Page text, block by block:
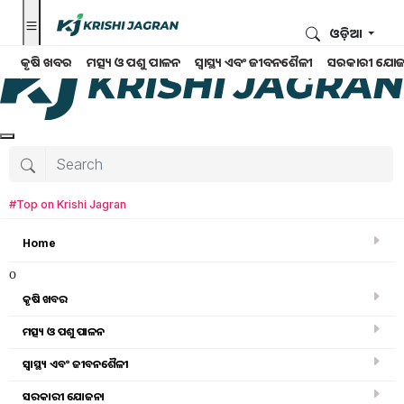
କୃଷି ଖବର ମତ୍ସ୍ୟ ଓ ପଶୁ ପାଳନ ସ୍ୱାସ୍ଥ୍ୟ ଏବଂ ଜୀବନଶୈଳୀ ସରକାରୀ
ଓଡ଼ିଆ
#Top on Krishi Jagran
Home
o
କୃଷି ଖବର
ମତ୍ସ୍ୟ ଓ ପଶୁ ପାଳନ
ସ୍ୱାସ୍ଥ୍ୟ ଏବଂ ଜୀବନଶୈଳୀ
ସରକାରୀ ଯୋଜନା
କୃଷି ଉପକରଣ